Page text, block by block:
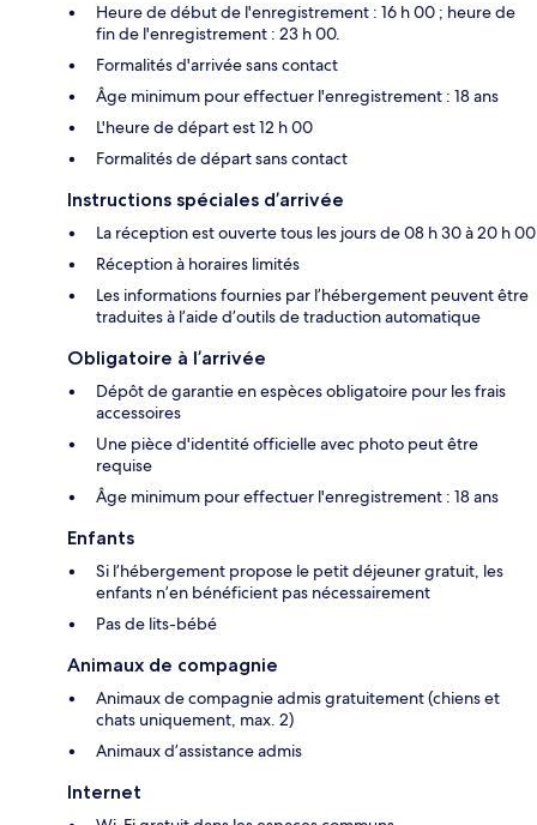
Heure de début de l'enregistrement : 16 h 00 ; heure de
fin de l'enregistrement : 23 h 00.
Formalités d'arrivée sans contact
Âge minimum pour effectuer l'enregistrement : 18 ans
L'heure de départ est 12 h 00
Formalités de départ sans contact
Instructions spéciales d’arrivée
La réception est ouverte tous les jours de 08 h 30 à 20 h 00
Réception à horaires limités
Les informations fournies par l’hébergement peuvent être
traduites à l’aide d’outils de traduction automatique
Obligatoire à l’arrivée
Dépôt de garantie en espèces obligatoire pour les frais
accessoires
Une pièce d'identité officielle avec photo peut être
requise
Âge minimum pour effectuer l'enregistrement : 18 ans
Enfants
Si l’hébergement propose le petit déjeuner gratuit, les
enfants n’en bénéficient pas nécessairement
Pas de lits-bébé
Animaux de compagnie
Animaux de compagnie admis gratuitement (chiens et
chats uniquement, max. 2)
Animaux d’assistance admis
Internet